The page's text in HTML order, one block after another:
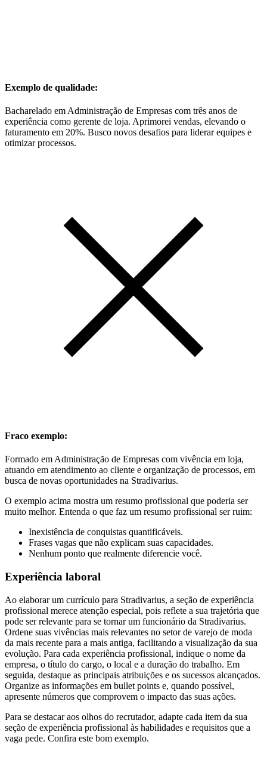
Exemplo de qualidade:
Bacharelado em Administração de Empresas com três anos de
experiência como gerente de loja. Aprimorei vendas, elevando o
faturamento em 20%. Busco novos desafios para liderar equipes e
otimizar processos.
Fraco exemplo:
Formado em Administração de Empresas com vivência em loja,
atuando em atendimento ao cliente e organização de processos, em
busca de novas oportunidades na Stradivarius.
O exemplo acima mostra um resumo profissional que poderia ser
muito melhor. Entenda o que faz um resumo profissional ser ruim:
Inexistência de conquistas quantificáveis.
Frases vagas que não explicam suas capacidades.
Nenhum ponto que realmente diferencie você.
Experiência laboral
Ao elaborar um currículo para Stradivarius, a seção de experiência
profissional merece atenção especial, pois reflete a sua trajetória que
pode ser relevante para se tornar um funcionário da Stradivarius.
Ordene suas vivências mais relevantes no setor de varejo de moda
da mais recente para a mais antiga, facilitando a visualização da sua
evolução. Para cada experiência profissional, indique o nome da
empresa, o título do cargo, o local e a duração do trabalho. Em
seguida, destaque as principais atribuições e os sucessos alcançados.
Organize as informações em bullet points e, quando possível,
apresente números que comprovem o impacto das suas ações.
Para se destacar aos olhos do recrutador, adapte cada item da sua
seção de experiência profissional às habilidades e requisitos que a
vaga pede. Confira este bom exemplo.